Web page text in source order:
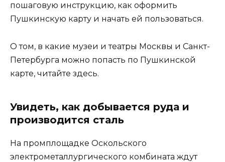
пошаговую инструкцию, как оформить
Пушкинскую карту и начать ей пользоваться.
О том, в какие музеи и театры Москвы и Санкт-
Петербурга можно попасть по Пушкинской
карте, читайте здесь.
Увидеть, как добывается руда и
производится сталь
На промплощадке Оскольского
электрометаллургического комбината ждут